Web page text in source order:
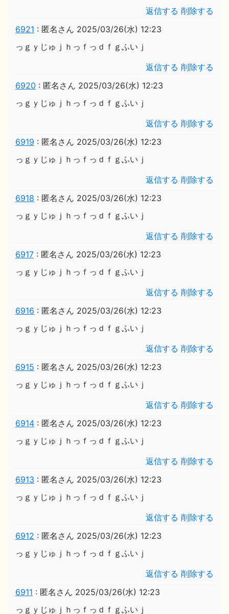
返信する 削除する
6921 : 匿名さん 2025/03/26(水) 12:23
っｇｙじゅｊｈっｆっｄｆｇふいｊ
返信する 削除する
6920 : 匿名さん 2025/03/26(水) 12:23
っｇｙじゅｊｈっｆっｄｆｇふいｊ
返信する 削除する
6919 : 匿名さん 2025/03/26(水) 12:23
っｇｙじゅｊｈっｆっｄｆｇふいｊ
返信する 削除する
6918 : 匿名さん 2025/03/26(水) 12:23
っｇｙじゅｊｈっｆっｄｆｇふいｊ
返信する 削除する
6917 : 匿名さん 2025/03/26(水) 12:23
っｇｙじゅｊｈっｆっｄｆｇふいｊ
返信する 削除する
6916 : 匿名さん 2025/03/26(水) 12:23
っｇｙじゅｊｈっｆっｄｆｇふいｊ
返信する 削除する
6915 : 匿名さん 2025/03/26(水) 12:23
っｇｙじゅｊｈっｆっｄｆｇふいｊ
返信する 削除する
6914 : 匿名さん 2025/03/26(水) 12:23
っｇｙじゅｊｈっｆっｄｆｇふいｊ
返信する 削除する
6913 : 匿名さん 2025/03/26(水) 12:23
っｇｙじゅｊｈっｆっｄｆｇふいｊ
返信する 削除する
6912 : 匿名さん 2025/03/26(水) 12:23
っｇｙじゅｊｈっｆっｄｆｇふいｊ
返信する 削除する
6911 : 匿名さん 2025/03/26(水) 12:23
っｇｙじゅｊｈっｆっｄｆｇふいｊ